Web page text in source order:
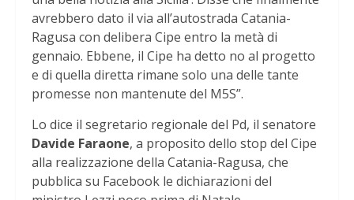
avrebbero dato il via all’autostrada Catania-
Ragusa con delibera Cipe entro la metà di
gennaio. Ebbene, il Cipe ha detto no al progetto
e di quella diretta rimane solo una delle tante
promesse non mantenute del M5S”.
Lo dice il segretario regionale del Pd, il senatore
Davide Faraone, a proposito dello stop del Cipe
alla realizzazione della Catania-Ragusa, che
pubblica su Facebook le dichiarazioni del